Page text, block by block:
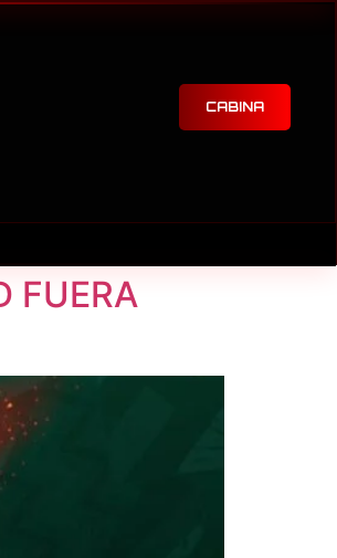
CABINA
FUERA